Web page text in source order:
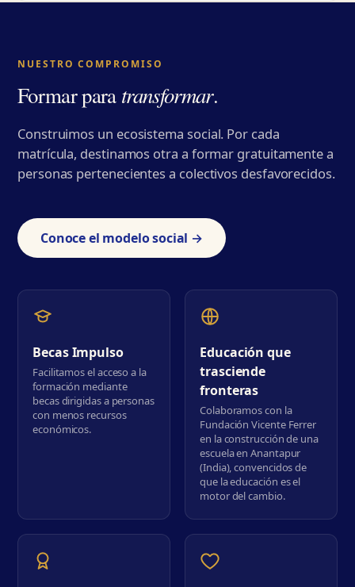
NUESTRO COMPROMISO
Formar paratransformar.
Construimos un ecosistema social. Por cada
matrícula, destinamos otra a formar gratuitamente a
personas pertenecientes a colectivos desfavorecidos.
Conoce el modelo social →
Becas Impulso
Facilitamos el acceso a la
formación mediante
becas dirigidas a personas
con menos recursos
económicos.
Educación que
trasciende
fronteras
Colaboramos con la
Fundación Vicente Ferrer
en la construcción de una
escuela en Anantapur
(India), convencidos de
que la educación es el
motor del cambio.